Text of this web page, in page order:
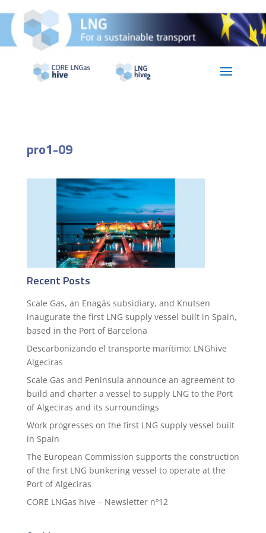
pro1-09
Recent Posts
Scale Gas, an Enagás subsidiary, and Knutsen
inaugurate the first LNG supply vessel built in Spain,
based in the Port of Barcelona
Descarbonizando el transporte marítimo: LNGhive
Algeciras
Scale Gas and Peninsula announce an agreement to
build and charter a vessel to supply LNG to the Port
of Algeciras and its surroundings
Work progresses on the first LNG supply vessel built
in Spain
The European Commission supports the construction
of the first LNG bunkering vessel to operate at the
Port of Algeciras
CORE LNGas hive – Newsletter nº12